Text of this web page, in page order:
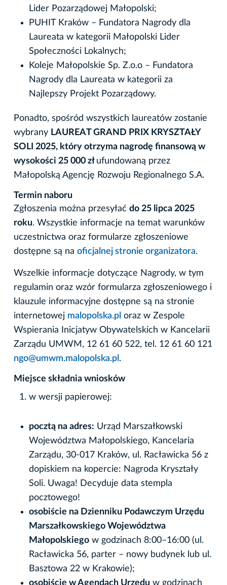
Lider Pozarządowej Małopolski;
PUHIT Kraków – Fundatora Nagrody dla
Laureata w kategorii Małopolski Lider
Społeczności Lokalnych;
Koleje Małopolskie Sp. Z.o.o – Fundatora
Nagrody dla Laureata w kategorii za
Najlepszy Projekt Pozarządowy.
Ponadto, spośród wszystkich laureatów zostanie
wybrany LAUREAT GRAND PRIX KRYSZTAŁY
SOLI 2025, który otrzyma nagrodę finansową w
wysokości 25 000 zł ufundowaną przez
Małopolską Agencję Rozwoju Regionalnego S.A.
Termin naboru
Zgłoszenia można przesyłać do 25 lipca 2025
roku. Wszystkie informacje na temat warunków
uczestnictwa oraz formularze zgłoszeniowe
dostępne są na oficjalnej stronie organizatora.
Wszelkie informacje dotyczące Nagrody, w tym
regulamin oraz wzór formularza zgłoszeniowego i
klauzule informacyjne dostępne są na stronie
internetowej malopolska.pl oraz w Zespole
Wspierania Inicjatyw Obywatelskich w Kancelarii
Zarządu UMWM, 12 61 60 522, tel. 12 61 60 121
ngo@umwm.malopolska.pl .
Miejsce składnia wniosków
w wersji papierowej:
pocztą na adres: Urząd Marszałkowski
Województwa Małopolskiego, Kancelaria
Zarządu, 30-017 Kraków, ul. Racławicka 56 z
dopiskiem na kopercie: Nagroda Kryształy
Soli. Uwaga! Decyduje data stempla
pocztowego!
osobiście na Dzienniku Podawczym Urzędu
Marszałkowskiego Województwa
Małopolskiego w godzinach 8:00–16:00 (ul.
Racławicka 56, parter – nowy budynek lub ul.
Basztowa 22 w Krakowie);
osobiście w Agendach Urzędu w godzinach